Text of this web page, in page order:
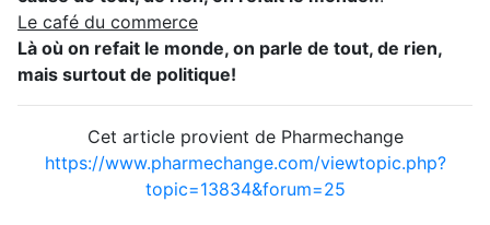
Le café du commerce
Là où on refait le monde, on parle de tout, de rien,
mais surtout de politique!
Cet article provient de Pharmechange
https://www.pharmechange.com/viewtopic.php?
topic=13834&forum=25